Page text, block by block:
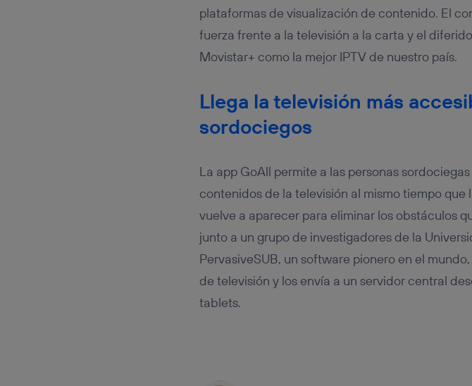
plataformas de visualización de contenido. El
fuerza frente a la televisión a la carta y el
Movistar+ como la mejor IPTV de nuestro país.
Llega la televisión más
sordociegos
La app GoAll permite a las personas
contenidos de la televisión al mismo tiempo
vuelve a aparecer para eliminar los obstáculos
junto a un grupo de investigadores de la
PervasiveSUB, un software pionero en el
de televisión y los envía a un servidor central
tablets.